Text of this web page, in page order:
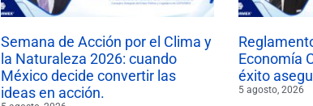
Semana de Acción por el Clima y
la Naturaleza 2026: cuando
México decide convertir las
ideas en acción.
Economía
éxito
5 agosto, 2026